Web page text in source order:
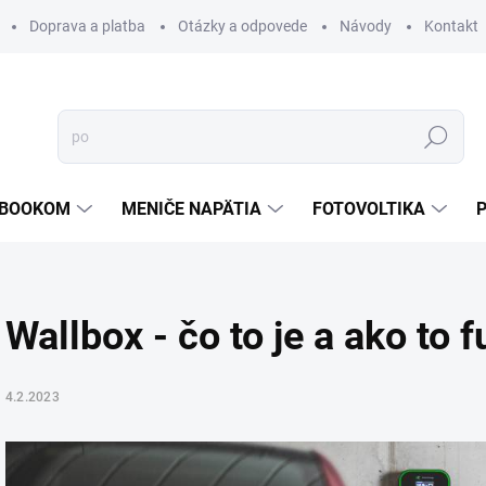
Doprava a platba Otázky a odpovede Návody Kontakt
Hľadať
MENIČE NAPÄTIA FOTOVOLTIKA
Wallbox - čo to je a ako to
4.2.2023